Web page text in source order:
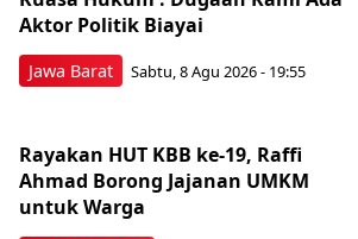
Jawa Barat
Aktor Politik Biayai
Sabtu, 8 Agu 2026 - 19:55
Rayakan HUT KBB ke-19, Raffi
Ahmad Borong Jajanan UMKM
untuk Warga